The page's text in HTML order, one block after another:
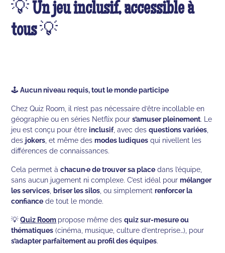
💡 Un jeu inclusif, accessible à
tous💡
🕹️Aucun niveau requis, tout le monde participe
Chez Quiz Room, il n’est pas nécessaire d’être incollable en
géographie ou en séries Netflix pours’amuser pleinement. Le
jeu est conçu pour êtreinclusif, avec desquestions variées
des jokers , et même desmodes ludiques qui nivellent les
différences de connaissances.
Cela permet àchacun·e de trouver sa place dans l’équipe,
sans aucun jugement ni complexe. C’est idéal pourmélanger
les services ,briser les silos , ou simplementrenforcer la
confiance de tout le monde.
💡Quiz Room propose même desquiz sur-mesure ou
thématiques (cinéma, musique, culture d’entreprise…), pour
s’adapter parfaitement au profil des équipes.